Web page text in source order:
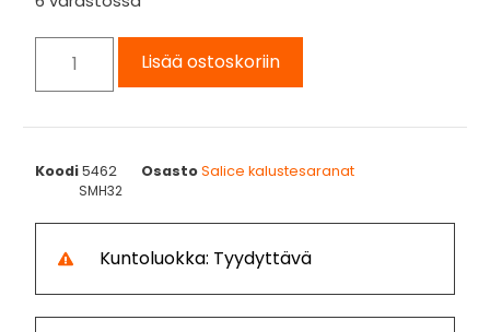
Lisää ostoskoriin
Koodi5462 OsastoSalice kalustesaranat
SMH32
Kuntoluokka: Tyydyttävä